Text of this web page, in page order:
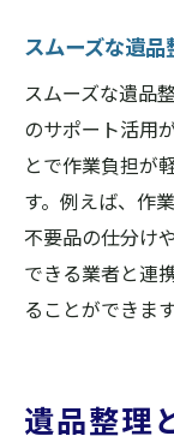
説
ゴミ処
ト
貴重品や
遺品整
思い出
重要書
遺品整
スムーズな遺
スムーズな遺品
のサポート活用
とで作業負担が
す。例えば、作
不要品の仕分け
できる業者と連
ることができます
遺品整理